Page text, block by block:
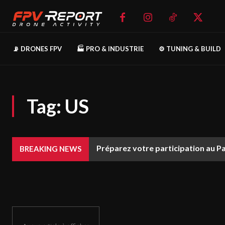
📡 DRONES FPV 🏭 PRO & INDUSTRIE ⚙️ TUNING & BUILD
Tag: US
BREAKING NEWS Préparez votre participation au